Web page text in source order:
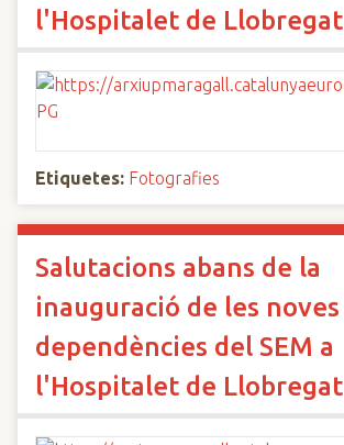
l'Hospitalet de Llobregat
Etiquetes: Fotografies
Salutacions abans de la
inauguració de les noves
dependències del SEM a
l'Hospitalet de Llobregat